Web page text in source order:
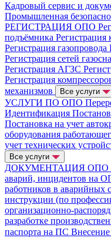
Кадровый сервис и
Промышленная
РЕГИСТРАЦИЯ ОПО
подъёмника Регистрация
Регистрация газопровода
Регистрация сетей
Регистрация АГЗС
Регистрация
механизмов
Все услуги
УСЛУГИ ПО ОПО
Идентификация
Постановка на учет
оборудования
учет технических
Все услуги
ДОКУМЕНТАЦИЯ ОПО
аварий, инцидентов на
работников в аварийных
инструкции (по
организационно-
разработке
паспорта на ПС